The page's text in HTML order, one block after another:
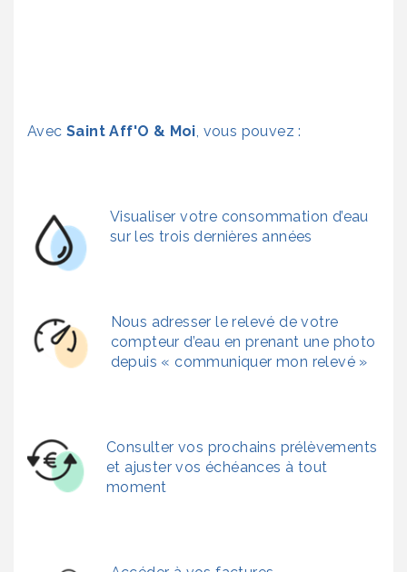
Avec Saint Aff'O & Moi, vous pouvez :
Visualiser votre consommation d’eau
sur les trois dernières années
Nous adresser le relevé de votre
compteur d’eau en prenant une photo
depuis « communiquer mon relevé »
Consulter vos prochains prélèvements
et ajuster vos échéances à tout
moment